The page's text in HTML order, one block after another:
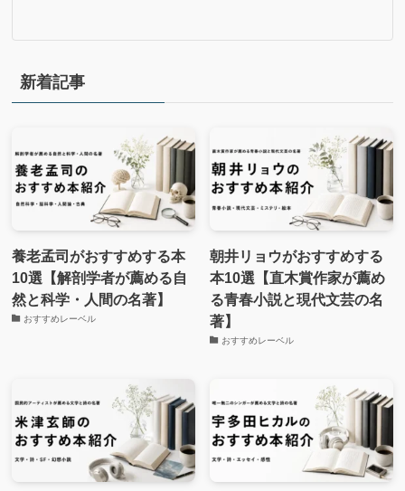
新着記事
養老孟司がおすすめする本
10選【解剖学者が薦める自
然と科学・人間の名著】
おすすめレーベル
朝井リョウがおすすめする
本10選【直木賞作家が薦め
る青春小説と現代文芸の名
著】
おすすめレーベル